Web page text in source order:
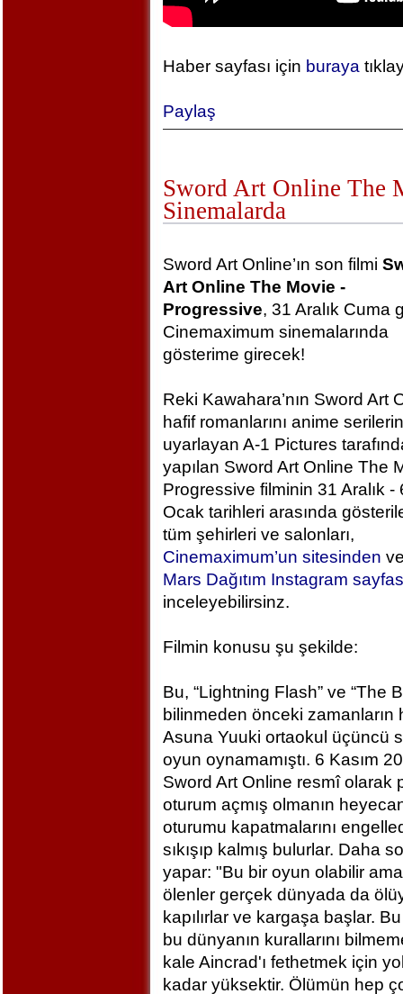
Haber sayfası için buraya
Paylaş
Sword Art Online The
Sinemalarda
Sword Art Online’ın son filmi
Art Online The Movie -
Progressive, 31 Aralık Cuma
Cinemaximum sinemalarında
gösterime girecek!
Reki Kawahara’nın Sword Art
hafif romanlarını anime
uyarlayan A-1 Pictures
yapılan Sword Art Online The
Progressive filminin 31 Aralık -
Ocak tarihleri arasında
tüm şehirleri ve salonları,
Cinemaximum’un sitesinden
Mars Dağıtım Instagram
inceleyebilirsinz.
Filmin konusu şu şekilde:
Bu, “Lightning Flash” ve “The
bilinmeden önceki zamanların
Asuna Yuuki ortaokul üçüncü
oyun oynamamıştı. 6 Kasım
Sword Art Online resmî olarak
oturum açmış olmanın
oturumu kapatmalarını
sıkışıp kalmış bulurlar. Daha
yapar: "Bu bir oyun olabilir
ölenler gerçek dünyada da
kapılırlar ve kargaşa başlar.
bu dünyanın kurallarını
kale Aincrad'ı fethetmek için
kadar yüksektir. Ölümün hep